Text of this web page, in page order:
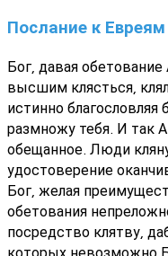
Послание к
Бог, давая
высшим клясться,
истинно
размножу тебя. И так
обещанное. Люди
удостоверение
Бог, желая
обетования
посредство клятву,